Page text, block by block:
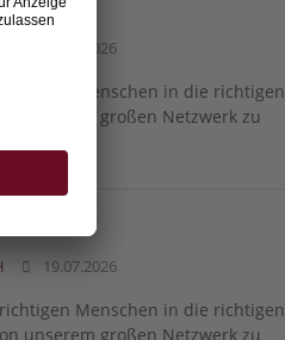
20.07.2026
Menschen in die richtigen
unserem großen Netzwerk zu
19.07.2026
Menschen in die richtigen
unserem großen Netzwerk zu